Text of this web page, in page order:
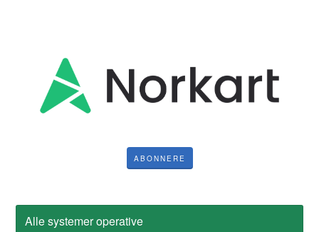
ABONNERE
Alle systemer operative